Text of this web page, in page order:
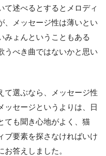
て述べるとするとメロディ
、メッセージ性は薄いとい
みょんということもある
うべき曲ではないかと思い
て選ぶなら、メッセージ性
ッセージというよりは、日
ても聞き心地がよく、猫
ブ要素を探さなければいけ
答えしました。